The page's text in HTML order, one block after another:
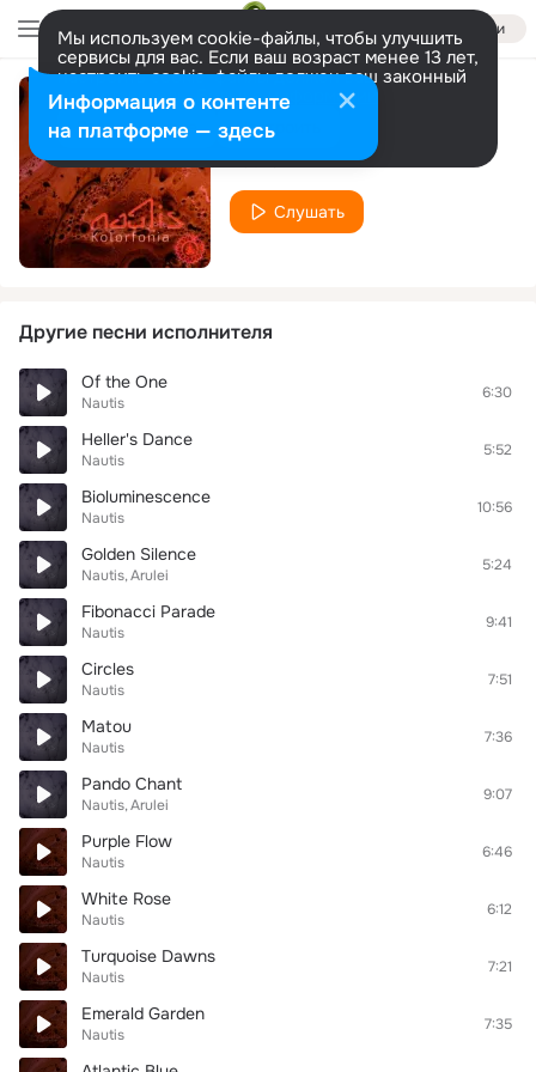
Войти
Мы используем cookie-файлы, чтобы улучшить
сервисы для вас. Если ваш возраст менее 13 лет,
настроить cookie-файлы должен ваш законный
представитель. Больше информации
Разрешить все Настроить
Light
Nautis
Слушать
Другие песни исполнителя
Of the One
Nautis
6:30
Heller's Dance
Nautis
5:52
Bioluminescence
Nautis
10:56
Golden Silence
Nautis Arulei
5:24
Fibonacci Parade
Nautis
9:41
Circles
Nautis
7:51
Matou
Nautis
7:36
Pando Chant
Nautis Arulei
9:07
Purple Flow
Nautis
6:46
White Rose
Nautis
6:12
Turquoise Dawns
Nautis
7:21
Emerald Garden
Nautis
7:35
Информация о контенте
на платформе — здесь